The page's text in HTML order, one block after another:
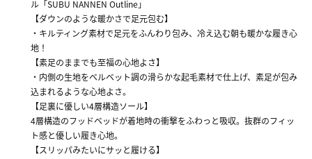
ル「SUBU NANNEN Outline」
【ダウンのような暖かさで足元包む】
・キルティング素材で足元をふんわり包み、冷え込む朝も暖かな履き心
地！
【素足のままでも至福の心地よさ】
・内側の生地をベルベット調の滑らかな起毛素材で仕上げ、素足が包み
込まれるような心地よさ。
【足裏に優しい4層構造ソール】
4層構造のフッドベッドが着地時の衝撃をふわっと吸収。抜群のフィッ
ト感と優しい履き心地。
【スリッパみたいにサッと履ける】